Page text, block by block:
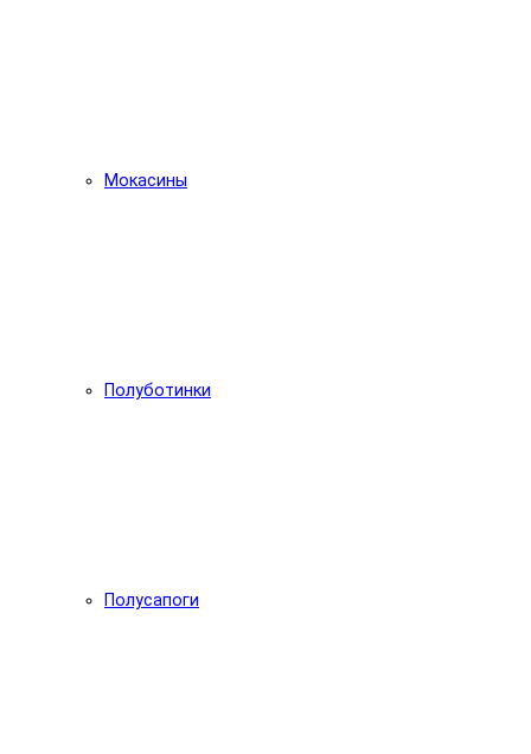
Мокасины
Полуботинки
Полусапоги